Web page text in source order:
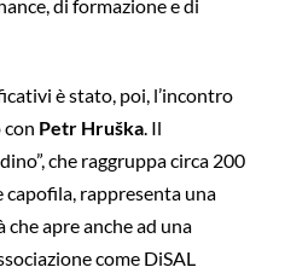
di formazione e di
è stato, poi, l’incontro
Petr Hruška. Il
che raggruppa circa 200
capofila, rappresenta una
apre anche ad una
come DiSAL